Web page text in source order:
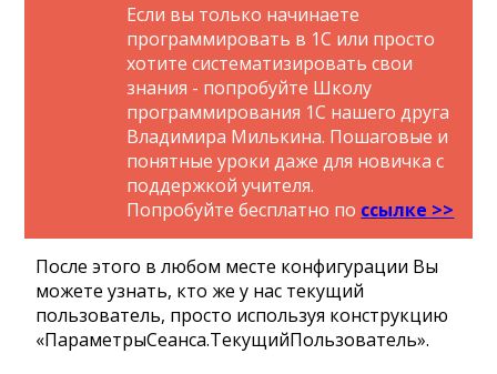
Если вы только начинаете
программировать в 1С или просто
хотите систематизировать свои
знания - попробуйте Школу
программирования 1С нашего друга
Владимира Милькина. Пошаговые и
понятные уроки даже для новичка с
поддержкой учителя.
Попробуйте бесплатно по ссылке >>
После этого в любом месте конфигурации Вы
можете узнать, кто же у нас текущий
пользователь, просто используя конструкцию
«ПараметрыСеанса.ТекущийПользователь».